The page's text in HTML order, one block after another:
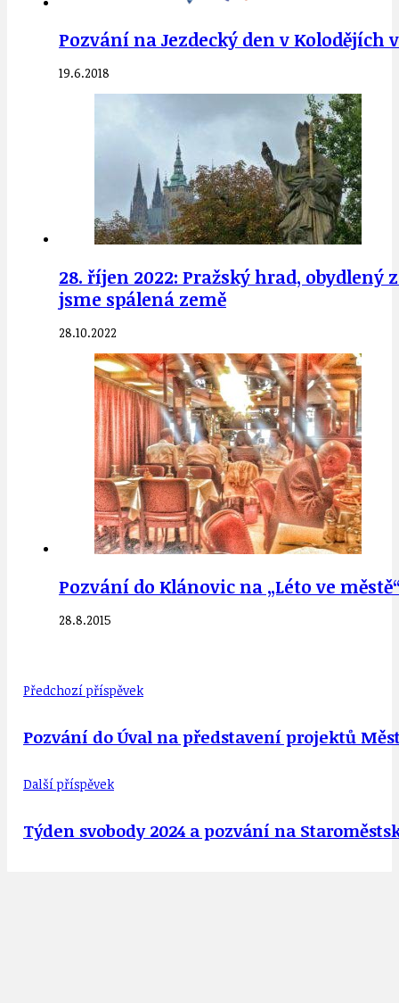
Pozvání na Jezdecký den v Kolodějích v
19.6.2018
28. říjen 2022: Pražský hrad,
jsme spálená země
28.10.2022
Pozvání do Klánovic na „Léto ve
28.8.2015
Předchozí příspěvek
Pozvání do Úval na představení projektů
Další příspěvek
Týden svobody 2024 a pozvání na